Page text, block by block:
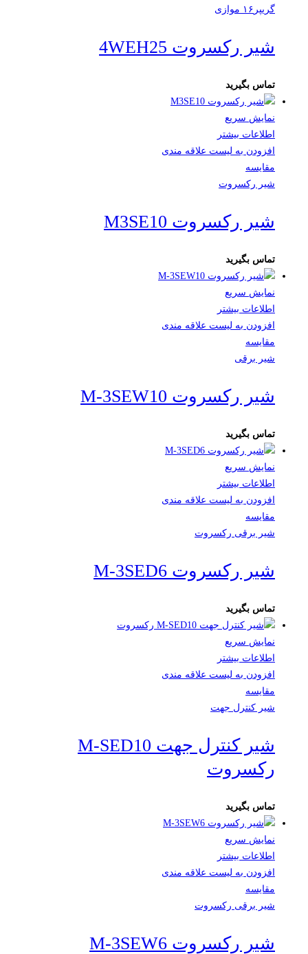
گریپر۱۶ موازی
شیر رکسروت 4WEH25
تماس بگیرید
نمایش سریع
اطلاعات بیشتر
افزودن به لیست علاقه مندی
مقایسه
شیر رکسروت
شیر رکسروت M3SE10
تماس بگیرید
نمایش سریع
اطلاعات بیشتر
افزودن به لیست علاقه مندی
مقایسه
شیر برقی
شیر رکسروت M-3SEW10
تماس بگیرید
نمایش سریع
اطلاعات بیشتر
افزودن به لیست علاقه مندی
مقایسه
شیر برقی رکسروت
شیر رکسروت M-3SED6
تماس بگیرید
نمایش سریع
اطلاعات بیشتر
افزودن به لیست علاقه مندی
مقایسه
شیر کنترل جهت
شیر کنترل جهت M-SED10
رکسروت
تماس بگیرید
نمایش سریع
اطلاعات بیشتر
افزودن به لیست علاقه مندی
مقایسه
شیر برقی رکسروت
شیر رکسروت M-3SEW6